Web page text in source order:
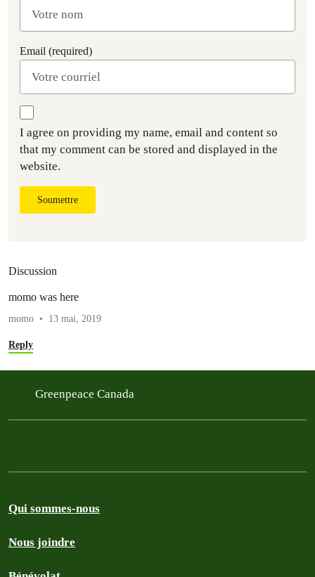
Email (required)
I agree on providing my name, email and content so
that my comment can be stored and displayed in the
website.
Soumettre
Discussion
momo was here
momo 13 mai, 2019
Reply
Greenpeace Canada
Qui sommes-nous
Nous joindre